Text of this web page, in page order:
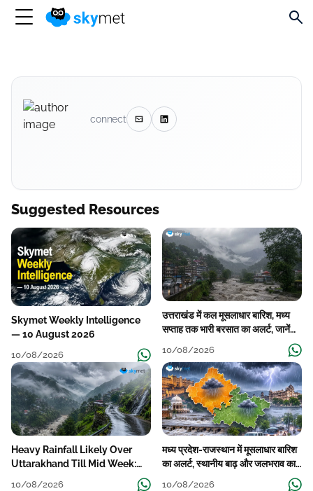
connect
Suggested Resources
Skymet Weekly Intelligence
— 10 August 2026
10/08/2026
उत्तराखंड में कल मूसलाधार बारिश, मध्य
सप्ताह तक भारी बरसात का अलर्ट, जानें
10/08/2026
Heavy Rainfall Likely Over
Uttarakhand Till Mid Week:
10/08/2026
मध्य प्रदेश-राजस्थान में मूसलाधार बारिश
का अलर्ट, स्थानीय बाढ़ और जलभराव का
10/08/2026